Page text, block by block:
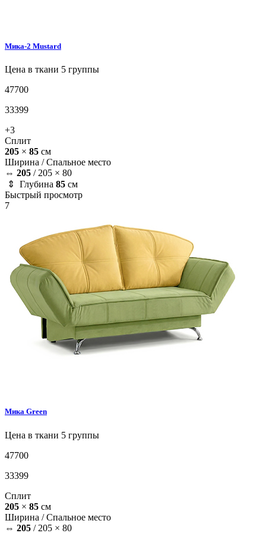
Мика-2 Mustard
Цена в ткани 5 группы
47700
33399
+3
Сплит
205 × 85 см
Ширина /Спальное место
⇔ 205 / 205 × 80
⇕ Глубина 85 см
Быстрый просмотр
7
Мика Green
Цена в ткани 5 группы
47700
33399
Сплит
205 × 85 см
Ширина /Спальное место
⇔ 205 / 205 × 80